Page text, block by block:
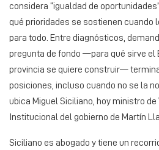
considera “igualdad de
qué prioridades se sostienen cuando
para todo. Entre diagnósticos,
pregunta de fondo —para qué sirve el
provincia se quiere construir—
posiciones, incluso cuando no se la
ubica Miguel Siciliano, hoy ministro
Institucional del gobierno de Martín
Siciliano es abogado y tiene un